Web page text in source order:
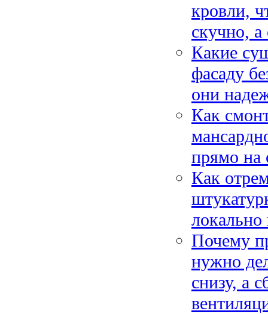
кровли,
скучно, а
Какие
фасаду
они
Как
прямо на
Как
локально
Почему
нужно
снизу, а